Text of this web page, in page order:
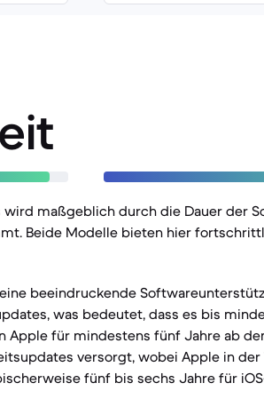
wird maßgeblich durch die Dauer der
Beide Modelle bieten hier
beeindruckende
was bedeutet, dass es bis
Apple für mindestens fünf Jahre ab
versorgt, wobei Apple in
fünf bis sechs Jahre für